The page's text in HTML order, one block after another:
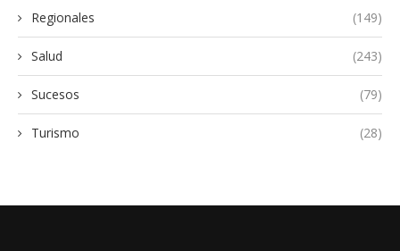
Regionales (149)
Salud (243)
Sucesos (79)
Turismo (28)